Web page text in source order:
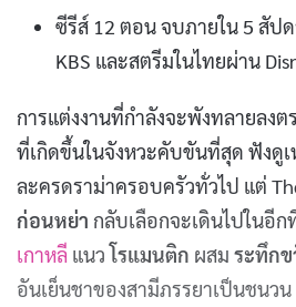
ซีรีส์ 12 ตอน จบภายใน 5 สัป
KBS และสตรีมในไทยผ่าน
การแต่งงานที่กำลังจะพังทลายลง
ที่เกิดขึ้นในจังหวะคับขันที่สุด ฟังดู
ละครดราม่าครอบครัวทั่วไป แต่
ก่อนหย่า กลับเลือกจะเดินไปในอี
เกาหลี แนวโรแมนติก ผสม ระทึก
อันเย็นชาของสามีภรรยาเป็นชนว